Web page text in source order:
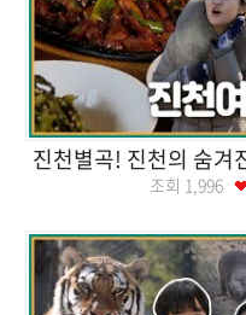
진천별곡! 진천의 숨겨
조회 1,996